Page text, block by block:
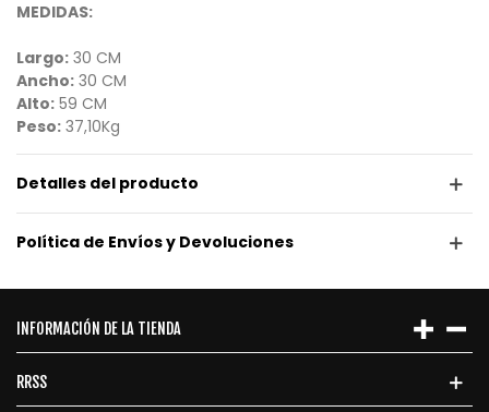
MEDIDAS:
Largo: 30 CM
Ancho: 30 CM
Alto: 59 CM
Peso: 37,10Kg
Detalles del producto
Política de Envíos y Devoluciones
INFORMACIÓN DE LA TIENDA
RRSS